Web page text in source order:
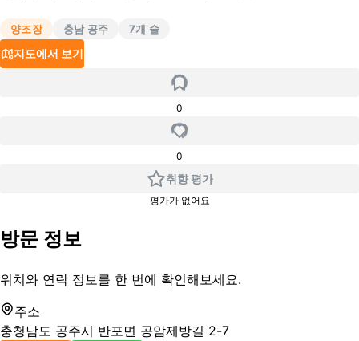
양조장 충남 공주 7개 술
지도에서 보기
0
0
취향 평가
평가가 없어요
방문 정보
위치와 연락 정보를 한 번에 확인해보세요.
주소
충청남도 공주시 반포면 공암제방길 2-7